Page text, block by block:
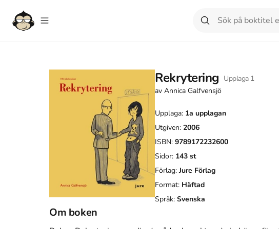
Rekrytering Upplaga 1
av Annica Galfvensjö
Upplaga: 1a upplagan
Utgiven: 2006
ISBN: 9789172232600
Sidor: 143 st
Förlag:Jure Förlag
Format: Häftad
Språk: Svenska
Om boken